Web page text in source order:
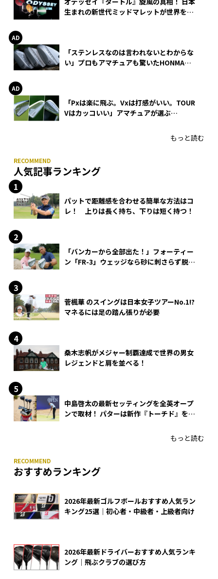
生まれの新世代ミッドマレットが世界を席
「ステンレスなのは言われないとわからな
い」プロもアマチュアも驚いたHONMA
「Pxは楽に飛ぶ。Vxは打感がいい。TOUR
Vはカッコいい」アマチュアが選ぶ
もっと読む
人気記事ランキング
パットで距離感を合わせる簡単な方法はコ
レ！ 上りは長く持ち、下りは短く持つ！
「バンカーから全部出た！」フォーティー
ン「FR-3」ウェッジなら砂に刺さらず脱出
菅楓華 のスイングは日本女子ツアーNo.1!?
マネるには足の踏ん張りが必要
桑木志帆がメジャー制覇達成で世界の男女
レジェンドと肩を並べる！
中島啓太の最新セッティングを全英オープ
ンで取材！ パターは新作『トーチド』を投
もっと読む
おすすめランキング
2026年最新ゴルフボールおすすめ人気ラン
キング25選｜初心者・中級者・上級者向け
2026年最新ドライバーおすすめ人気ランキ
ング｜飛ぶクラブの選び方